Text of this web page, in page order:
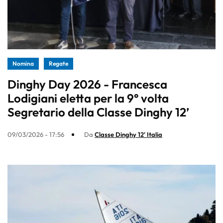
Nomina Regate
Dinghy Day 2026 - Francesca
Lodigiani eletta per la 9° volta
Segretario della Classe Dinghy 12’
09/03/2026 - 17:56 Da Classe Dinghy 12' Italia